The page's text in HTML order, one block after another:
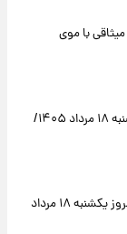
با موی
قیمت طلا و سکه امروز یکشنبه ۱۸ مرداد ۱۴۰۵/
قیمت بیت‌کوین و اتریوم امروز یکشنبه ۱۸ مرداد